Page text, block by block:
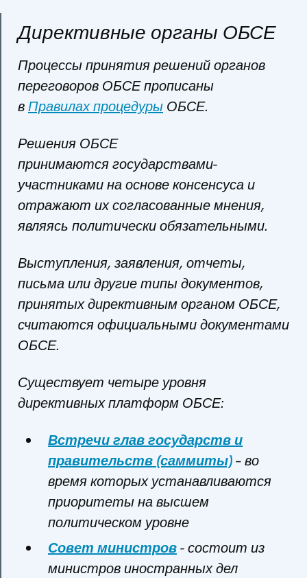
Директивные органы ОБСЕ
Процессы принятия решений органов
переговоров ОБСЕ прописаны
вПравилах процедуры ОБСЕ.
Решения ОБСЕ
принимаются государствами-
участниками на основе консенсуса и
отражают их согласованные мнения,
являясь политически обязательными.
Выступления, заявления, отчеты,
письма или другие типы документов,
принятых директивным органом ОБСЕ,
считаются официальными документами
ОБСЕ.
Существует четыре уровня
директивных платформ ОБСЕ:
Встречи глав государств и
правительств (саммиты)– во
время которых устанавливаются
приоритеты на высшем
политическом уровне
Совет министров- состоит из
министров иностранных дел